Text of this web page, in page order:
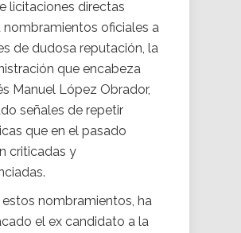
licitaciones directas
nombramientos oficiales a
de dudosa reputación, la
que encabeza
Manuel López Obrador,
señales de repetir
que en el pasado
criticadas y
estos nombramientos, ha
el ex candidato a la